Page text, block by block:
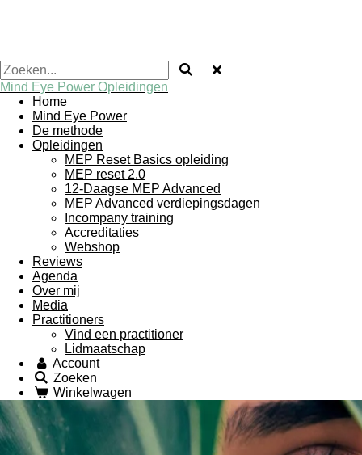
Mind Eye Power Opleidingen
Home
Mind Eye Power
De methode
Opleidingen
MEP Reset Basics opleiding
MEP reset 2.0
12-Daagse MEP Advanced
MEP Advanced verdiepingsdagen
Incompany training
Accreditaties
Webshop
Reviews
Agenda
Over mij
Media
Practitioners
Vind een practitioner
Lidmaatschap
Account
Zoeken
Winkelwagen